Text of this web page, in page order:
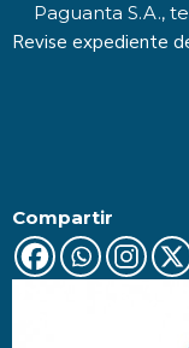
Paguanta S.A.,
Revise expediente
Compartir